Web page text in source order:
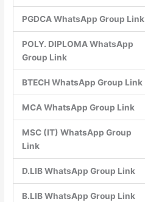
PGDCA WhatsApp Group Link
POLY. DIPLOMA WhatsApp
Group Link
BTECH WhatsApp Group Link
MCA WhatsApp Group Link
MSC (IT) WhatsApp Group
Link
D.LIB WhatsApp Group Link
B.LIB WhatsApp Group Link